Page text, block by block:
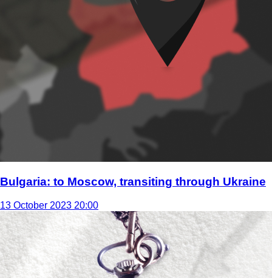
Bulgaria: to Moscow, transiting through Ukraine
13 October 2023 20:00